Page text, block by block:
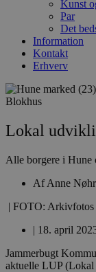
Kunst
Par
Det
Information
Kontakt
Erhverv
Blokhus
Lokal
Alle borgere i Hune
AfAnne
| FOTO: Arkivfotos
| 18. april
Jammerbugt
aktuelle LUP